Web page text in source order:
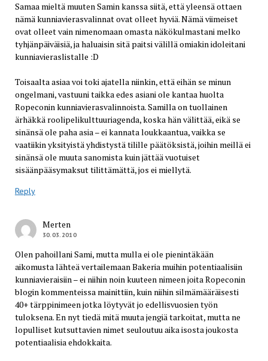
Samaa mieltä muuten Samin kanssa siitä, että yleensä ottaen
nämä kunniavierasvalinnat ovat olleet hyviä. Nämä viimeiset
ovat olleet vain nimenomaan omasta näkökulmastani melko
tyhjänpäiväisiä, ja haluaisin sitä paitsi välillä omiakin idoleitani
kunniavieraslistalle :D
Toisaalta asiaa voi toki ajatella niinkin, että eihän se minun
ongelmani, vastuuni taikka edes asiani ole kantaa huolta
Ropeconin kunniavierasvalinnoista. Samilla on tuollainen
ärhäkkä roolipelikulttuuriagenda, koska hän välittää, eikä se
sinänsä ole paha asia – ei kannata loukkaantua, vaikka se
vaatiikin yksityistä yhdistystä tilille päätöksistä, joihin meillä ei
sinänsä ole muuta sanomista kuin jättää vuotuiset
sisäänpääsymaksut tilittämättä, jos ei miellytä.
Reply
Merten
30.03.2010
Olen pahoillani Sami, mutta mulla ei ole pienintäkään
aikomusta lähteä vertailemaan Bakeria muihin potentiaalisiin
kunniavieraisiin – ei niihin noin kuuteen nimeen joita Ropeconin
blogin kommenteissa mainittiin, kuin niihin silmämääräisesti
40+ tärppinimeen jotka löytyvät jo edellisvuosien työn
tuloksena. En nyt tiedä mitä muuta jengiä tarkoitat, mutta ne
lopulliset kutsuttavien nimet seuloutuu aika isosta joukosta
potentiaalisia ehdokkaita.